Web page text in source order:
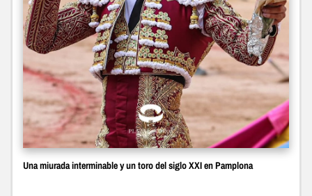
Una miurada interminable y un toro del siglo XXI en Pamplona